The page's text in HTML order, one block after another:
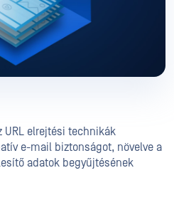
URL elrejtési technikák
e-mail biztonságot, növelve a
adatok begyűjtésének